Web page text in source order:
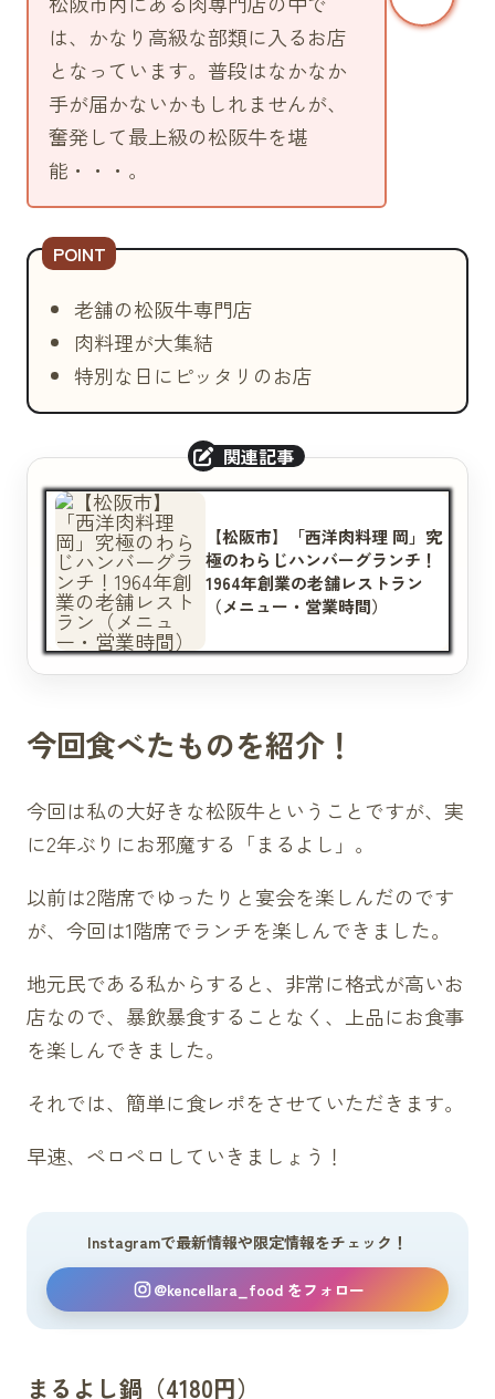
150g（11550円）
100g（7920円）
松阪牛モモステーキ
150g（6050円）
120g（6380円）
鋤焼き
牛トコすき焼き（9350円）
お肉の追加（7700円）
お肉の追加（5500円）
志ゃぶ志ゃぶ
上肉しゃぶしゃぶ（6600円）
お肉の追加（4400円）
しゃぶしゃぶ（6490円）
お肉の追加（4180円）
焼き物・鍋物
陶楽焼（4000円）
松阪牛もつ鍋（1375円）
追加
もつ80g（726円）
野菜（385円）
スープ（165円）
牛肉丼
松阪牛
75g（2000円）
50g（1500円）
国産黒毛和牛
肉鍋
75g（2500円）
国産黒毛和牛
は、かなり高級な部類に入るお店
となっています。普段はなかなか
手が届かないかもしれませんが、
奮発して最上級の松阪牛を堪
能・・・。
老舗の松阪牛専門店
肉料理が大集結
特別な日にピッタリのお店
【松阪市】「西洋肉料理 岡」究
極のわらじハンバーグランチ！
1964年創業の老舗レストラン
（メニュー・営業時間）
今回食べたものを紹介！
今回は私の大好きな松阪牛ということですが、実
に2年ぶりにお邪魔する「まるよし」。
以前は2階席でゆったりと宴会を楽しんだのです
が、今回は1階席でランチを楽しんできました。
地元民である私からすると、非常に格式が高いお
店なので、暴飲暴食することなく、上品にお食事
を楽しんできました。
それでは、簡単に食レポをさせていただきます。
早速、ペロペロしていきましょう！
Instagramで最新情報や限定情報をチェック！
@kencellara_food をフォロー
まるよし鍋（4180円）